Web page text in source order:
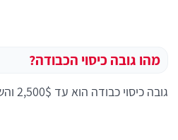
מהו גובה כיסוי הכבודה?
גובה כיסוי כבודה הוא עד 2,500$ והשתתפות עצמית הינה 50$.